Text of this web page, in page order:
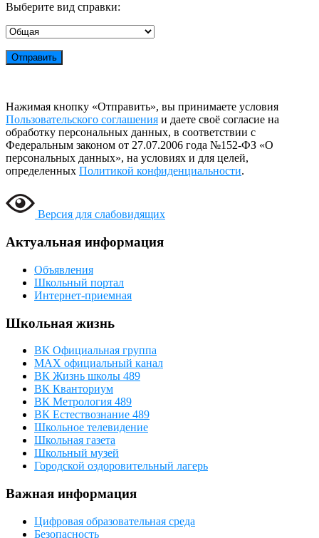
Выберите вид справки:
Нажимая кнопку «Отправить», вы принимаете условия
Пользовательского соглашения и даете своё согласие на
обработку персональных данных, в соответствии с
Федеральным законом от 27.07.2006 года №152-ФЗ «О
персональных данных», на условиях и для целей,
определенных Политикой конфиденциальности.
Версия для слабовидящих
Актуальная информация
Объявления
Школьный портал
Интернет-приемная
Школьная жизнь
ВК Официальная группа
МАХ официальный канал
ВК Жизнь школы 489
ВК Кванториум
ВК Метрология 489
ВК Естествознание 489
Школьное телевидение
Школьная газета
Школьный музей
Городской оздоровительный лагерь
Важная информация
Цифровая образовательная среда
Безопасность